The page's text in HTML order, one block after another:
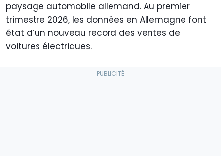
paysage automobile allemand. Au premier
trimestre 2026, les données en Allemagne font
état d’un nouveau record des ventes de
voitures électriques.